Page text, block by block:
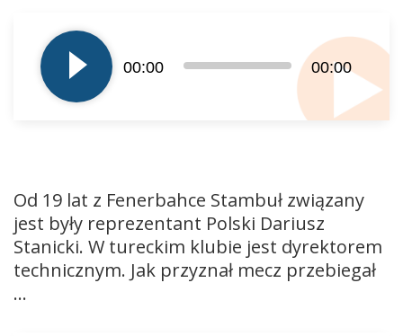
plików
dźwiękowych
00:00 00:00
Od 19 lat z Fenerbahce Stambuł związany
jest były reprezentant Polski Dariusz
Stanicki. W tureckim klubie jest dyrektorem
technicznym. Jak przyznał mecz przebiegał
…